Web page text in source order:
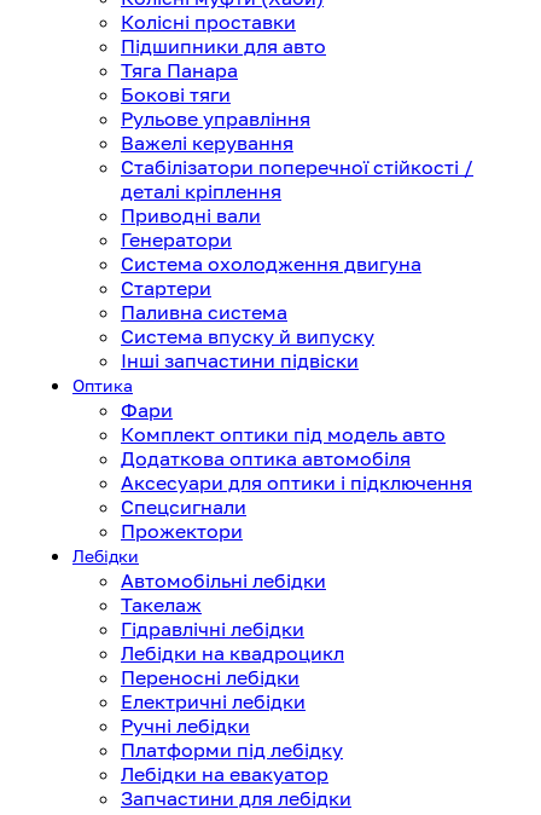
Колісні проставки
Підшипники для авто
Тяга Панара
Бокові тяги
Рульове управління
Важелі керування
Стабілізатори поперечної стійкості /
деталі кріплення
Приводні вали
Генератори
Система охолодження двигуна
Стартери
Паливна система
Система впуску й випуску
Інші запчастини підвіски
Оптика
Фари
Комплект оптики під модель авто
Додаткова оптика автомобіля
Аксесуари для оптики і підключення
Спецсигнали
Прожектори
Лебідки
Автомобільні лебідки
Такелаж
Гідравлічні лебідки
Лебідки на квадроцикл
Переносні лебідки
Електричні лебідки
Ручні лебідки
Платформи під лебідку
Лебідки на евакуатор
Запчастини для лебідки